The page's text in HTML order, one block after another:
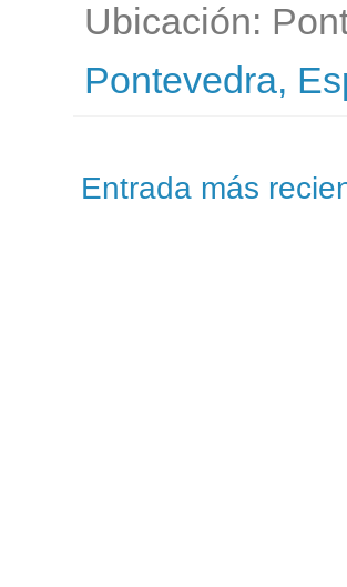
Ubicación:
Pontevedra,
Entrada más